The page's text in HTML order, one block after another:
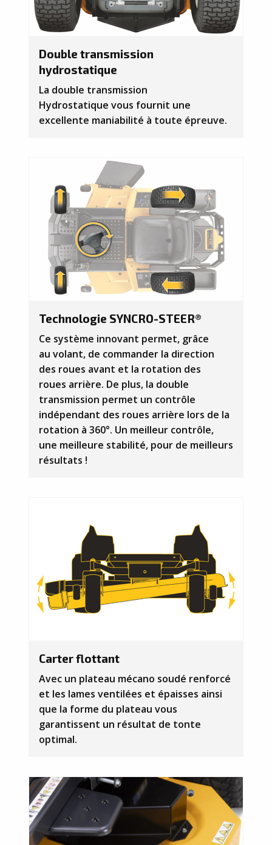
Double transmission
hydrostatique
La double transmission
Hydrostatique vous fournit une
excellente maniabilité à toute épreuve.
Technologie SYNCRO-STEER®
Ce système innovant permet, grâce
au volant, de commander la direction
des roues avant et la rotation des
roues arrière. De plus, la double
transmission permet un contrôle
indépendant des roues arrière lors de la
rotation à 360°. Un meilleur contrôle,
une meilleure stabilité, pour de meilleurs
résultats !
Carter flottant
Avec un plateau mécano soudé renforcé
et les lames ventilées et épaisses ainsi
que la forme du plateau vous
garantissent un résultat de tonte
optimal.